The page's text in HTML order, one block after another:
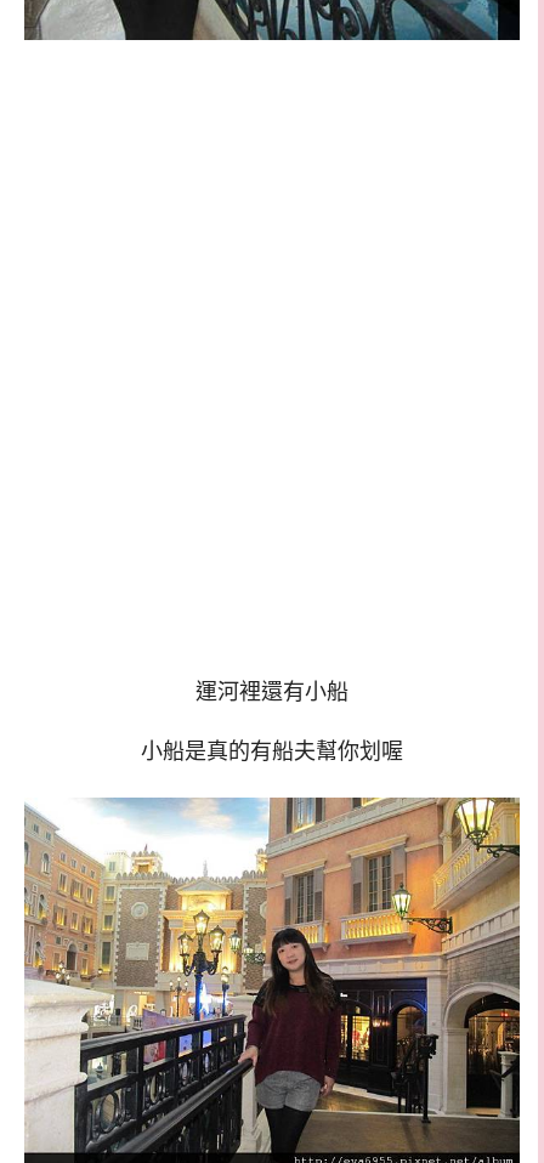
運河裡還有小船
小船是真的有船夫幫你划喔